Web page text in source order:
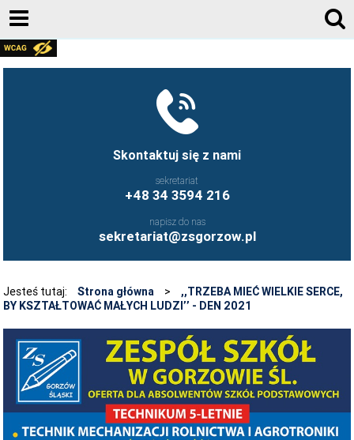
Skontaktuj się z nami
sekretariat
+48 34 3594 216
napisz do nas
sekretariat@zsgorzow.pl
AKTUALNOŚCI
UCZNIOWIE ZS GORZÓW ŚLĄSKI - FB
FRYZJERSTWO NASZEJ SZKOŁY - FB
O SZKOLE
GALERIA ZDJĘĆ 2020-2026
PROCEDURY NAUKI ZDALNEJ
PROCEDURY BEZPIECZEŃSTWA - COVID-19 - OD 15 WRZEŚNIA 2021
PREZENTACJA SZKOŁY 2026 - 2027
Jesteś tutaj: Strona główna >
,,TRZEBA MIEĆ WIELKIE SERCE,
BY KSZTAŁTOWAĆ MAŁYCH LUDZI’’ - DEN 2021